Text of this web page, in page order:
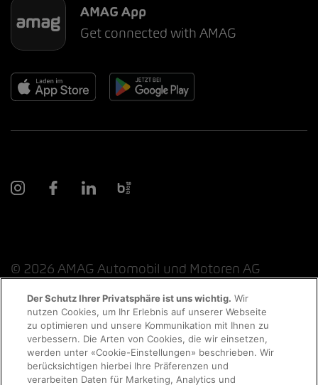
Probefahrt
Terminvereinbarung
AMAG App
Get connected with AMAG
© 2026 AMAG Automobil und Motoren AG
Datenschutzerklärung Rechtliche Hinweise
Rechtliche Hinweise Online-Chat
Der Schutz Ihrer Privatsphäre ist uns wichtig. Wir
nutzen Cookies, um Ihr Erlebnis auf unserer Webseite
zu optimieren und unsere Kommunikation mit Ihnen zu
verbessern. Die Arten von Cookies, die wir einsetzen,
werden unter «Cookie-Einstellungen» beschrieben. Wir
berücksichtigen hierbei Ihre Präferenzen und
verarbeiten Daten für Marketing, Analytics und